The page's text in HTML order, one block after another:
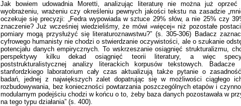
Jak bowiem udowadnia Moretti, analizując literaturę nie można już
wyobrażeniu, wrażeniu czy określeniu pewnych jakości tekstu na zasadzie
oczekuje się precyzji: „Fedra wypowiada w sztuce 29% słów, a nie 25% czy
znaczenie? Już wcześniej wiedzieliśmy, że mówi »więcej« niż pozostałe
pomiary mogą przysłużyć się literaturoznawstwu?” (s. 305-306) Badacz
cyfrowego humanisty nie chodzi o stwierdzanie oczywistości, ale o szukanie
potencjału danych empirycznych. To wskrzeszanie osiągnięć strukturalizmu,
perspektywy kilku dekad osiągnięć teorii literatury, a więc
poststrukturalistycznej analizy literackich korpusów tekstowych.
stanfordzkiego laboratorium cały czas aktualizują także pytanie o
badań, jednej z największych zalet dopatrując się w możliwości ciągłego
rozbudowywania, bez konieczności powtarzania poszczególnych etapów i
modularnym podejściu chodzi w końcu o to, żeby baza danych pozostawała w
na tego typu działania” (s. 400).